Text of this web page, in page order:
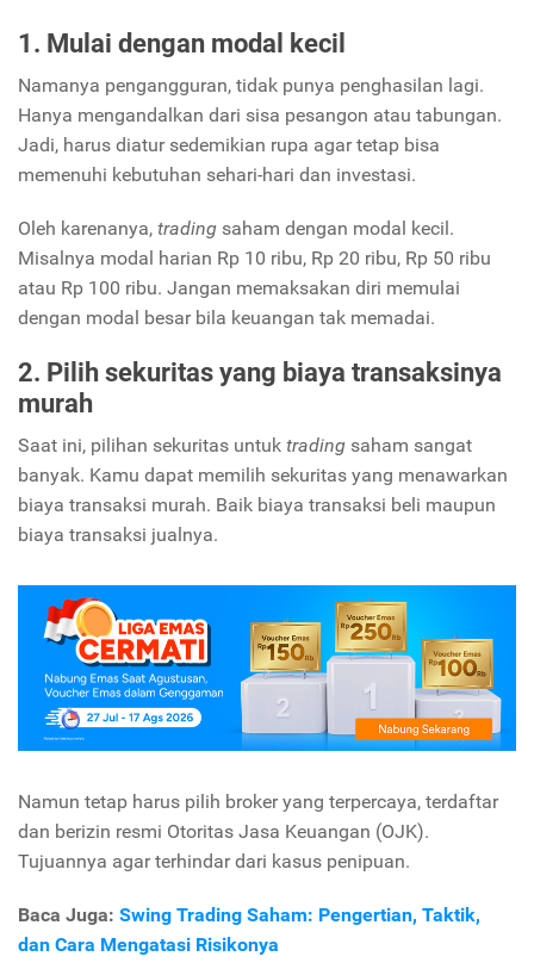
1. Mulai dengan modal kecil
Namanya pengangguran, tidak punya penghasilan lagi.
Hanya mengandalkan dari sisa pesangon atau tabungan.
Jadi, harus diatur sedemikian rupa agar tetap bisa
memenuhi kebutuhan sehari-hari dan investasi.
Oleh karenanya, trading saham dengan modal kecil.
Misalnya modal harian Rp 10 ribu, Rp 20 ribu, Rp 50 ribu
atau Rp 100 ribu. Jangan memaksakan diri memulai
dengan modal besar bila keuangan tak memadai.
2. Pilih sekuritas yang biaya transaksinya
murah
Saat ini, pilihan sekuritas untuk trading saham sangat
banyak. Kamu dapat memilih sekuritas yang menawarkan
biaya transaksi murah. Baik biaya transaksi beli maupun
biaya transaksi jualnya.
Namun tetap harus pilih broker yang terpercaya, terdaftar
dan berizin resmi Otoritas Jasa Keuangan (OJK).
Tujuannya agar terhindar dari kasus penipuan.
Baca Juga: Swing Trading Saham: Pengertian, Taktik,
dan Cara Mengatasi Risikonya